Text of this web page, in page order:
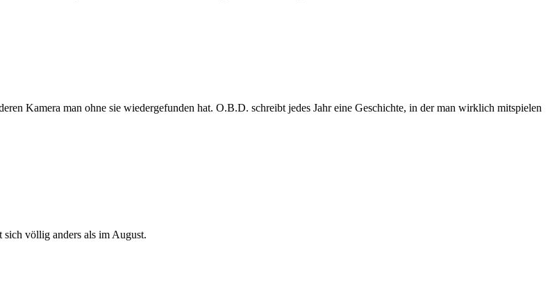
Kamera man ohne sie wiedergefunden hat. O.B.D. schreibt jedes Jahr eine Geschichte, in der man wirklich mitspielen
sich völlig anders als im August.